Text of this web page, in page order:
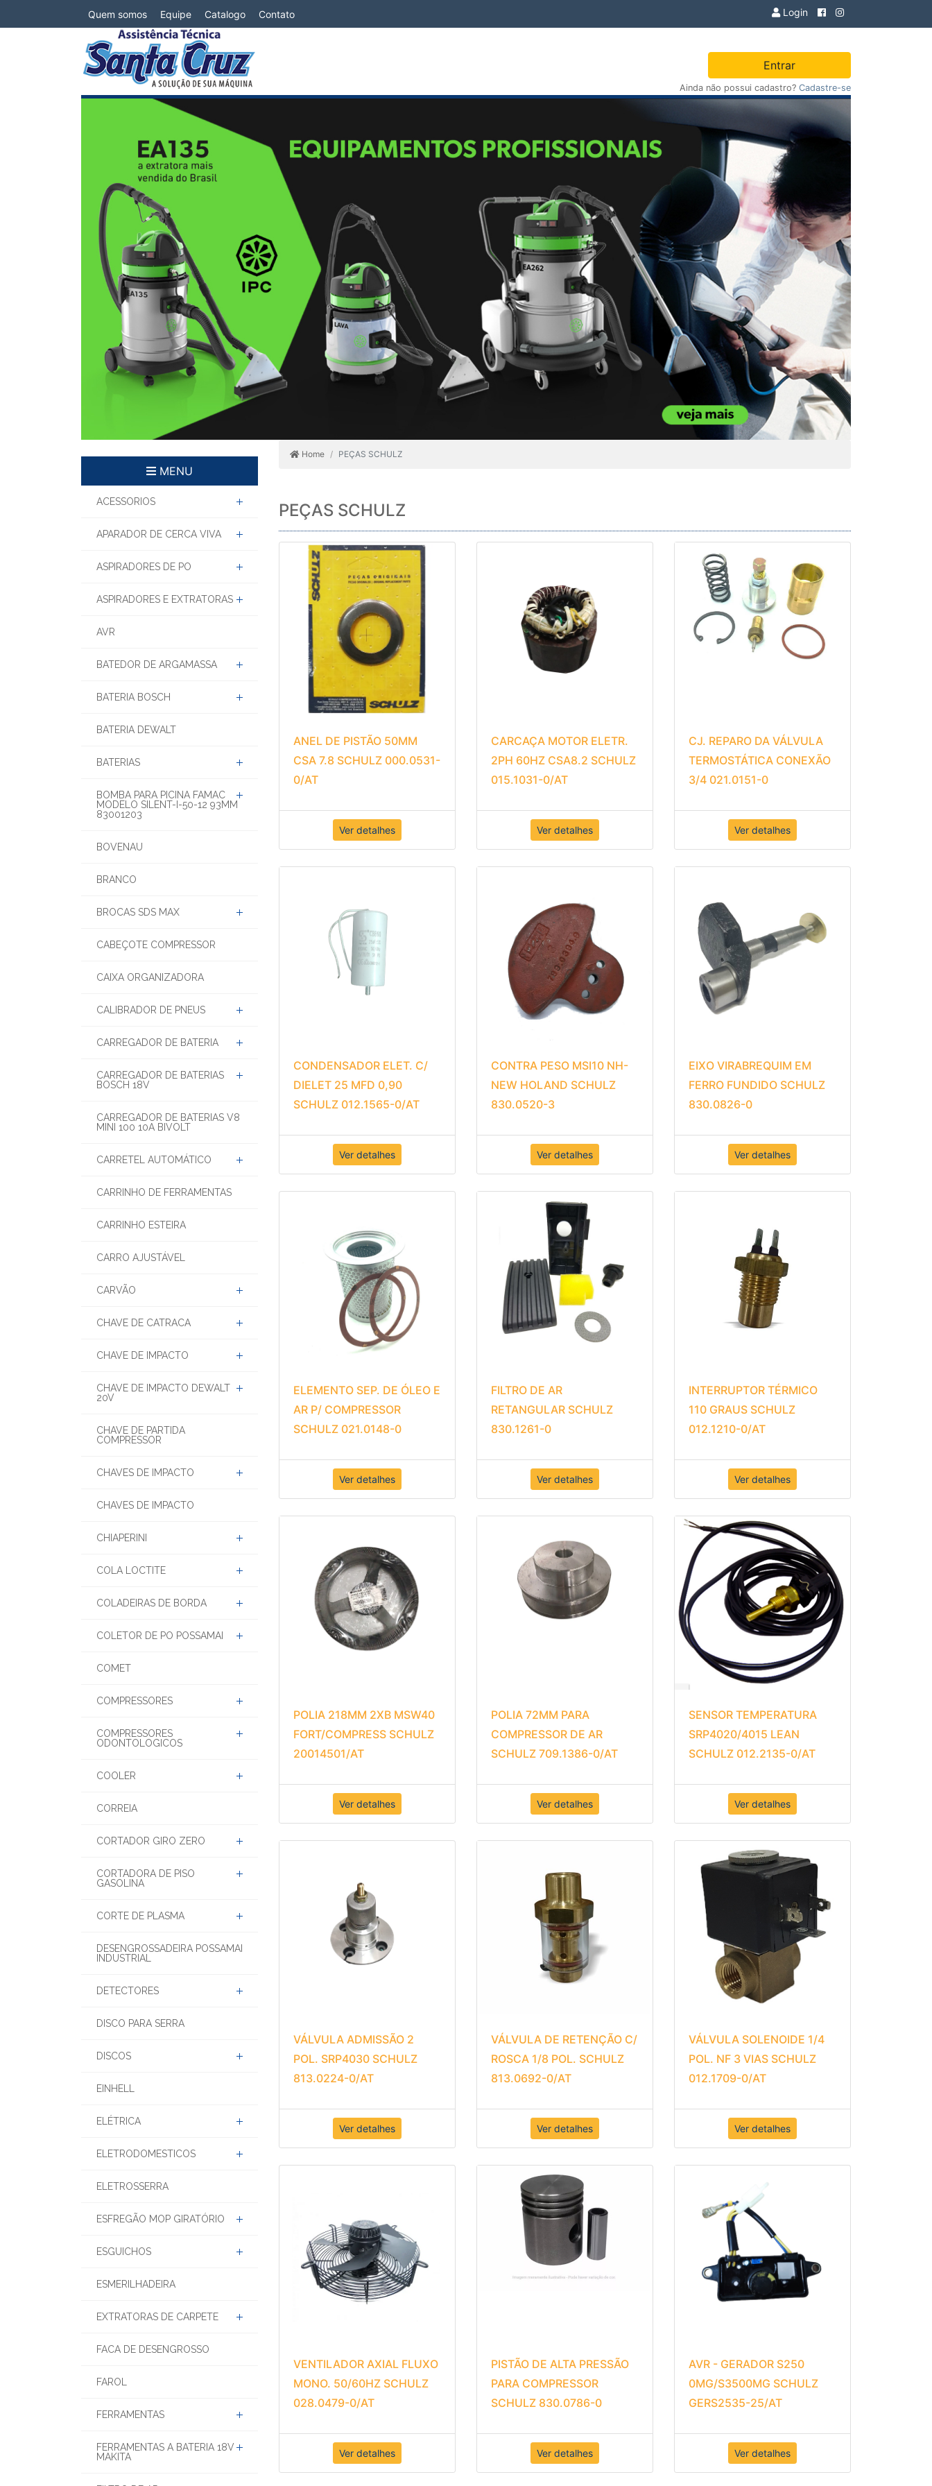
Quem somos Equipe Catalogo Contato Login
Entrar
Ainda não possui cadastro? Cadastre-se
MENU
ACESSORIOS
APARADOR DE CERCA VIVA
ASPIRADORES DE PO
ASPIRADORES E EXTRATORAS
AVR
BATEDOR DE ARGAMASSA
BATERIA BOSCH
BATERIA DEWALT
BATERIAS
BOMBA PARA PICINA FAMAC
MODELO SILENT-I-50-12 93MM
83001203
BOVENAU
BRANCO
BROCAS SDS MAX
CABEÇOTE COMPRESSOR
CAIXA ORGANIZADORA
CALIBRADOR DE PNEUS
CARREGADOR DE BATERIA
CARREGADOR DE BATERIAS
BOSCH 18V
CARREGADOR DE BATERIAS V8
MINI 100 10A BIVOLT
CARRETEL AUTOMÁTICO
CARRINHO DE FERRAMENTAS
CARRINHO ESTEIRA
CARRO AJUSTÁVEL
CARVÃO
CHAVE DE CATRACA
CHAVE DE IMPACTO
CHAVE DE IMPACTO DEWALT
20V
CHAVE DE PARTIDA
COMPRESSOR
CHAVES DE IMPACTO
CHAVES DE IMPACTO
CHIAPERINI
COLA LOCTITE
COLADEIRAS DE BORDA
COLETOR DE PO POSSAMAI
COMET
COMPRESSORES
COMPRESSORES
ODONTOLOGICOS
COOLER
CORREIA
CORTADOR GIRO ZERO
CORTADORA DE PISO
GASOLINA
CORTE DE PLASMA
DESENGROSSADEIRA POSSAMAI
INDUSTRIAL
DETECTORES
DISCO PARA SERRA
DISCOS
EINHELL
ELÉTRICA
ELETRODOMESTICOS
ELETROSSERRA
ESFREGÃO MOP GIRATÓRIO
ESGUICHOS
ESMERILHADEIRA
EXTRATORAS DE CARPETE
FACA DE DESENGROSSO
FAROL
FERRAMENTAS
FERRAMENTAS A BATERIA 18V
MAKITA
Home PEÇAS SCHULZ
PEÇAS SCHULZ
ANEL DE PISTÃO 50MM
CSA 7.8 SCHULZ 000.0531-
0/AT
Ver detalhes
CARCAÇA MOTOR ELETR.
2PH 60HZ CSA8.2 SCHULZ
015.1031-0/AT
Ver detalhes
CJ. REPARO DA VÁLVULA
TERMOSTÁTICA CONEXÃO
3/4 021.0151-0
Ver detalhes
CONDENSADOR ELET. C/
DIELET 25 MFD 0,90
SCHULZ 012.1565-0/AT
Ver detalhes
CONTRA PESO MSI10 NH-
NEW HOLAND SCHULZ
830.0520-3
Ver detalhes
EIXO VIRABREQUIM EM
FERRO FUNDIDO SCHULZ
830.0826-0
Ver detalhes
ELEMENTO SEP. DE ÓLEO E
AR P/ COMPRESSOR
SCHULZ 021.0148-0
Ver detalhes
FILTRO DE AR
RETANGULAR SCHULZ
830.1261-0
Ver detalhes
INTERRUPTOR TÉRMICO
110 GRAUS SCHULZ
012.1210-0/AT
Ver detalhes
POLIA 218MM 2XB MSW40
FORT/COMPRESS SCHULZ
20014501/AT
Ver detalhes
POLIA 72MM PARA
COMPRESSOR DE AR
SCHULZ 709.1386-0/AT
Ver detalhes
SENSOR TEMPERATURA
SRP4020/4015 LEAN
SCHULZ 012.2135-0/AT
Ver detalhes
VÁLVULA ADMISSÃO 2
POL. SRP4030 SCHULZ
813.0224-0/AT
Ver detalhes
VÁLVULA DE RETENÇÃO C/
ROSCA 1/8 POL. SCHULZ
813.0692-0/AT
Ver detalhes
VÁLVULA SOLENOIDE 1/4
POL. NF 3 VIAS SCHULZ
012.1709-0/AT
Ver detalhes
VENTILADOR AXIAL FLUXO
MONO. 50/60HZ SCHULZ
028.0479-0/AT
Ver detalhes
PISTÃO DE ALTA PRESSÃO
PARA COMPRESSOR
SCHULZ 830.0786-0
Ver detalhes
AVR - GERADOR S250
0MG/S3500MG SCHULZ
GERS2535-25/AT
Ver detalhes